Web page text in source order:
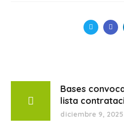
Bases
lista
diciembre 9, 2025